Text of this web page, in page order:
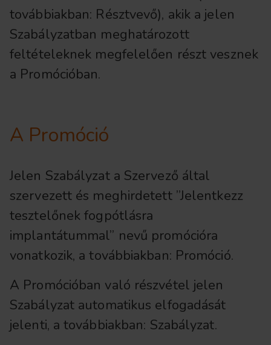
továbbiakban: Résztvevő), akik a jelen
Szabályzatban meghatározott
feltételeknek megfelelően részt vesznek
a Promócióban.
A Promóció
Jelen Szabályzat a Szervező által
szervezett és meghirdetett ”Jelentkezz
tesztelőnek fogpótlásra
implantátummal” nevű promócióra
vonatkozik, a továbbiakban: Promóció.
A Promócióban való részvétel jelen
Szabályzat automatikus elfogadását
jelenti, a továbbiakban: Szabályzat.